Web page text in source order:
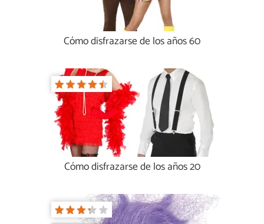
Cómo disfrazarse de los años 60
Cómo disfrazarse de los años 20